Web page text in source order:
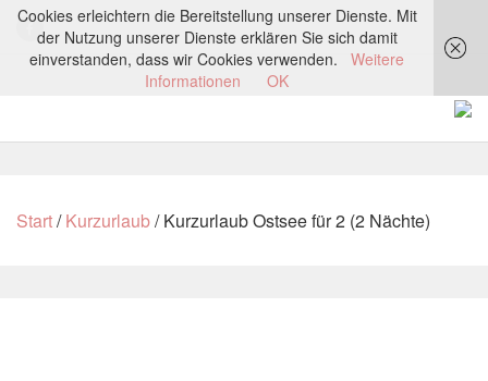
Start/Kurzurlaub/ Kurzurlaub Ostsee für 2 (2 Nächte)
Cookies erleichtern die Bereitstellung unserer Dienste. Mit
der Nutzung unserer Dienste erklären Sie sich damit
einverstanden, dass wir Cookies verwenden.
Weitere
Informationen
OK